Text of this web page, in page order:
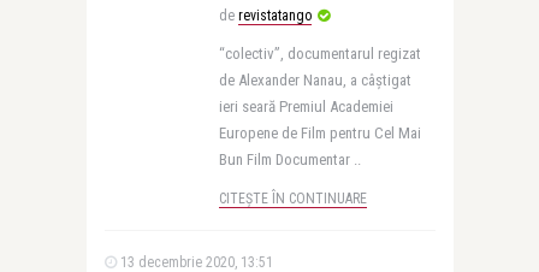
de revistatango
“colectiv”, documentarul regizat
de Alexander Nanau, a câștigat
ieri seară Premiul Academiei
Europene de Film pentru Cel Mai
Bun Film Documentar ..
CITEȘTE ÎN CONTINUARE
13 decembrie 2020, 13:51